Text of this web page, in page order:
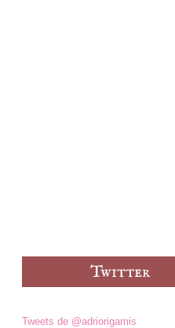
Tweets de @adriorigamis